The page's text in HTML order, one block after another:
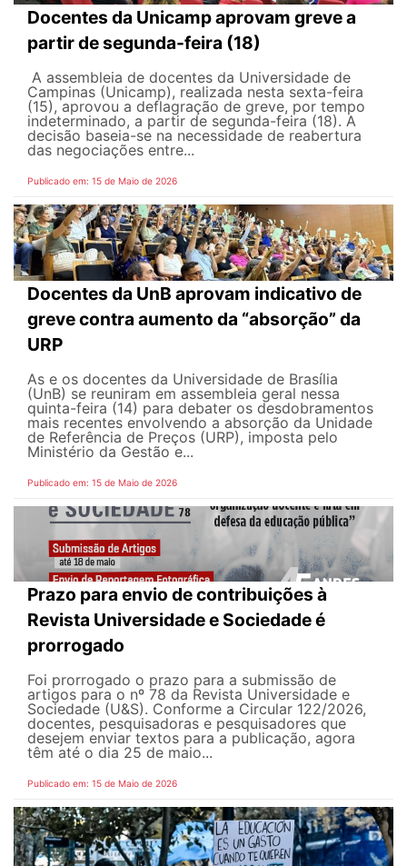
Docentes da Unicamp aprovam greve a
partir de segunda-feira (18)
A assembleia de docentes da Universidade de
Campinas (Unicamp), realizada nesta sexta-feira
(15), aprovou a deflagração de greve, por tempo
indeterminado, a partir de segunda-feira (18). A
decisão baseia-se na necessidade de reabertura
das negociações entre...
Publicado em: 15 de Maio de 2026
Docentes da UnB aprovam indicativo de
greve contra aumento da “absorção” da
URP
As e os docentes da Universidade de Brasília
(UnB) se reuniram em assembleia geral nessa
quinta-feira (14) para debater os desdobramentos
mais recentes envolvendo a absorção da Unidade
de Referência de Preços (URP), imposta pelo
Ministério da Gestão e...
Publicado em: 15 de Maio de 2026
Prazo para envio de contribuições à
Revista Universidade e Sociedade é
prorrogado
Foi prorrogado o prazo para a submissão de
artigos para o nº 78 da Revista Universidade e
Sociedade (U&S). Conforme a Circular 122/2026,
docentes, pesquisadoras e pesquisadores que
desejem enviar textos para a publicação, agora
têm até o dia 25 de maio...
Publicado em: 15 de Maio de 2026